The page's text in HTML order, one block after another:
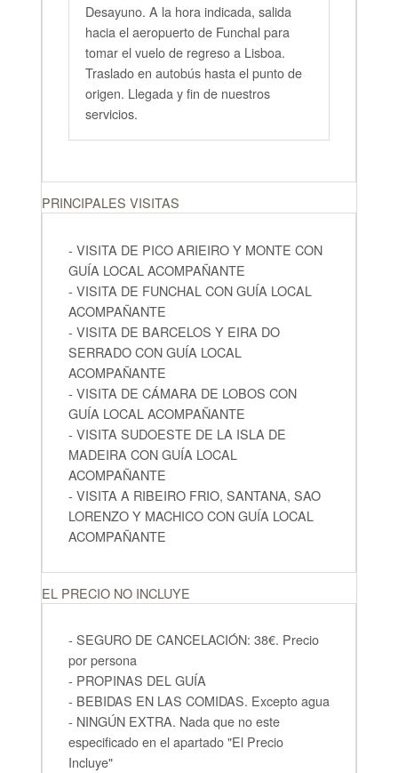
Desayuno. A la hora indicada, salida
hacia el aeropuerto de Funchal para
tomar el vuelo de regreso a Lisboa.
Traslado en autobús hasta el punto de
origen. Llegada y fin de nuestros
servicios.
PRINCIPALES VISITAS
- VISITA DE PICO ARIEIRO Y MONTE CON
GUÍA LOCAL ACOMPAÑANTE
- VISITA DE FUNCHAL CON GUÍA LOCAL
ACOMPAÑANTE
- VISITA DE BARCELOS Y EIRA DO
SERRADO CON GUÍA LOCAL
ACOMPAÑANTE
- VISITA DE CÁMARA DE LOBOS CON
GUÍA LOCAL ACOMPAÑANTE
- VISITA SUDOESTE DE LA ISLA DE
MADEIRA CON GUÍA LOCAL
ACOMPAÑANTE
- VISITA A RIBEIRO FRIO, SANTANA, SAO
LORENZO Y MACHICO CON GUÍA LOCAL
ACOMPAÑANTE
EL PRECIO NO INCLUYE
- SEGURO DE CANCELACIÓN: 38€. Precio
por persona
- PROPINAS DEL GUÍA
- BEBIDAS EN LAS COMIDAS. Excepto agua
- NINGÚN EXTRA. Nada que no este
especificado en el apartado "El Precio
Incluye"